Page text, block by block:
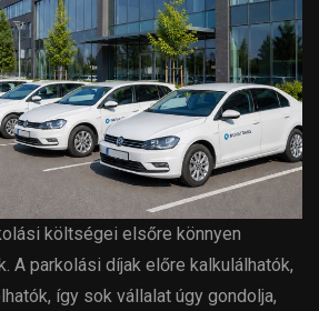
költségei elsőre könnyen
A parkolási díjak előre kalkulálhatók,
így sok vállalat úgy gondolja,